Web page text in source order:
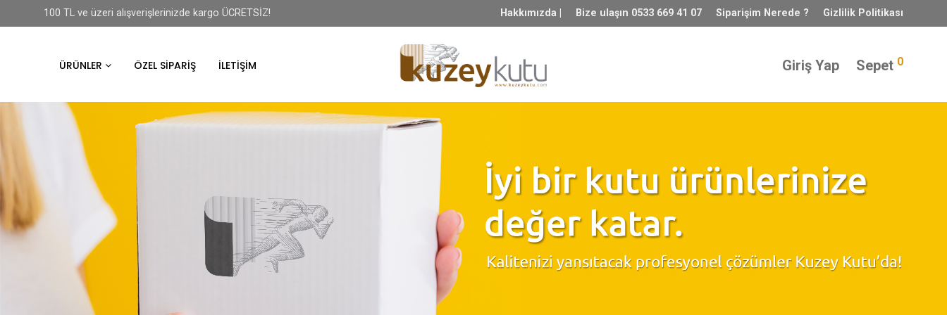
100 TL ve üzeri alışverişlerinizde kargo ÜCRETSİZ! Hakkımızda | Bize ulaşın 0533 669 41 07 Siparişim Nerede ? Gizlilik Politikası
ÜRÜNLER ÖZEL SIPARIŞ İLETIŞIM Giriş Yap Sepet 0